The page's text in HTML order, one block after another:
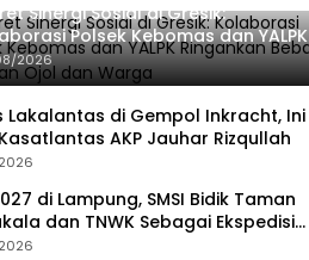
Sinergi Sosial di Gresik:
Polsek Kebomas dan YALPK
Beban Ratusan Ojol dan
2026
Lakalantas di Gempol Inkracht, Ini
AKP Jauhar Rizqullah
di Lampung, SMSI Bidik Taman
dan TNWK Sebagai Ekspedisi